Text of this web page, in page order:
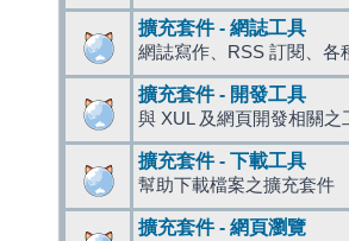
擴充套件 - 網誌工具
網誌寫作、RSS 訂閱、各
擴充套件 - 開發工具
與 XUL 及網頁開發相關之
擴充套件 - 下載工具
幫助下載檔案之擴充套件
擴充套件 - 網頁瀏覽